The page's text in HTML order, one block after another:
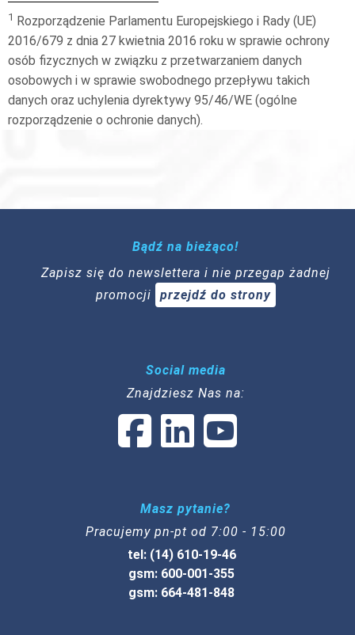
1 Rozporządzenie Parlamentu Europejskiego i Rady (UE)
2016/679 z dnia 27 kwietnia 2016 roku w sprawie ochrony
osób fizycznych w związku z przetwarzaniem danych
osobowych i w sprawie swobodnego przepływu takich
danych oraz uchylenia dyrektywy 95/46/WE (ogólne
rozporządzenie o ochronie danych).
Bądź na bieżąco!
Zapisz się do newslettera i nie przegap żadnej
promocji
przejdź do strony
Social media
Znajdziesz Nas na:
Masz pytanie?
Pracujemy pn-pt od 7:00 - 15:00
tel: (14) 610-19-46
gsm: 600-001-355
gsm: 664-481-848